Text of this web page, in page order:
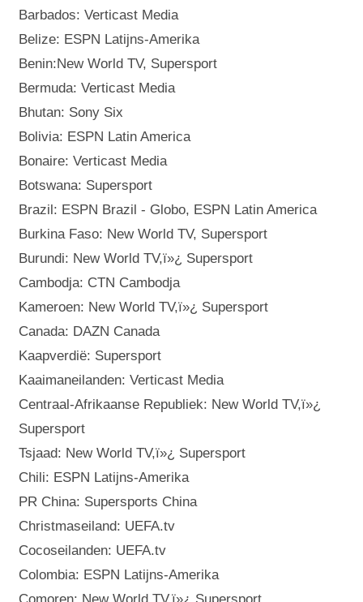
Barbados: Verticast Media
Belize: ESPN Latijns-Amerika
Benin:New World TV, Supersport
Bermuda: Verticast Media
Bhutan: Sony Six
Bolivia: ESPN Latin America
Bonaire: Verticast Media
Botswana: Supersport
Brazil: ESPN Brazil - Globo, ESPN Latin America
Burkina Faso: New World TV, Supersport
Burundi: New World TV,ï»¿ Supersport
Cambodja: CTN Cambodja
Kameroen: New World TV,ï»¿ Supersport
Canada: DAZN Canada
Kaapverdië: Supersport
Kaaimaneilanden: Verticast Media
Centraal-Afrikaanse Republiek: New World TV,ï»¿
Supersport
Tsjaad: New World TV,ï»¿ Supersport
Chili: ESPN Latijns-Amerika
PR China: Supersports China
Christmaseiland: UEFA.tv
Cocoseilanden: UEFA.tv
Colombia: ESPN Latijns-Amerika
Comoren: New World TV,ï»¿ Supersport